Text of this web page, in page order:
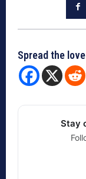
Spread the love
Stay